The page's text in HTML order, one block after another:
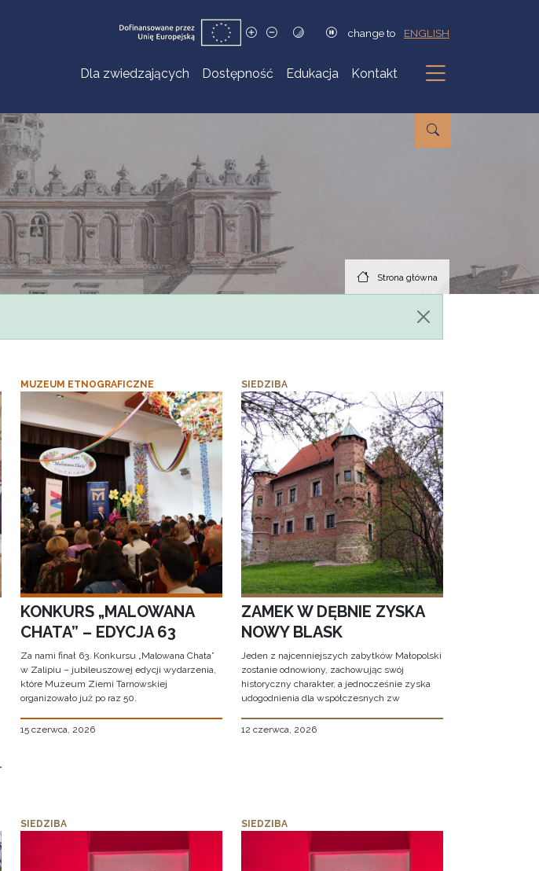
change to ENGLISH
Dla zwiedzających Dostępność Edukacja Kontakt
Podmenu
Strona główna
MUZEUM ETNOGRAFICZNE
KONKURS „MALOWANA
CHATA” – EDYCJA 63
Za nami finał 63. Konkursu „Malowana Chata”
w Zalipiu – jubileuszowej edycji wydarzenia,
które Muzeum Ziemi Tarnowskiej
organizowało już po raz 50.
15 czerwca, 2026
SIEDZIBA
ZAMEK W DĘBNIE ZYSKA
NOWY BLASK
Jeden z najcenniejszych zabytków Małopolski
zostanie odnowiony, zachowując swój
historyczny charakter, a jednocześnie zyska
udogodnienia dla współczesnych zw
12 czerwca, 2026
SIEDZIBA SIEDZIBA